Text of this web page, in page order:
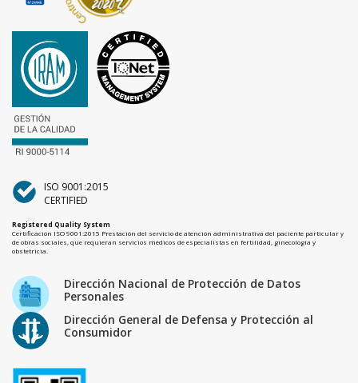
ISO 9001:2015
CERTIFIED
Registered Quality System
Certificación ISO 9001:2015 Prestación del servicio de atención administrativa del paciente particular y
de obras sociales, que requieran servicios médicos de especialistas en fertilidad, ginecología y
obstetricia.
Dirección Nacional de Protección de Datos
Personales
Dirección General de Defensa y Protección al
Consumidor